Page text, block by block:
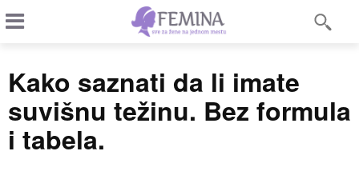
Kako saznati da li imate
suvišnu težinu. Bez formula
i tabela.